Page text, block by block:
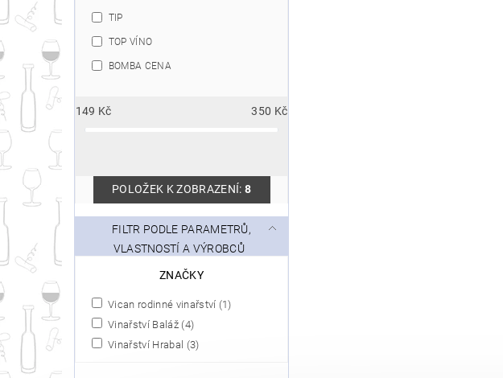
TIP
TOP VÍNO
BOMBA CENA
149 Kč 350 Kč
POLOŽEK K ZOBRAZENÍ: 8
FILTR PODLE PARAMETRŮ,
VLASTNOSTÍ A VÝROBCŮ
ZNAČKY
Vican rodinné vinařství (1)
Vinařství Baláž (4)
Vinařství Hrabal (3)